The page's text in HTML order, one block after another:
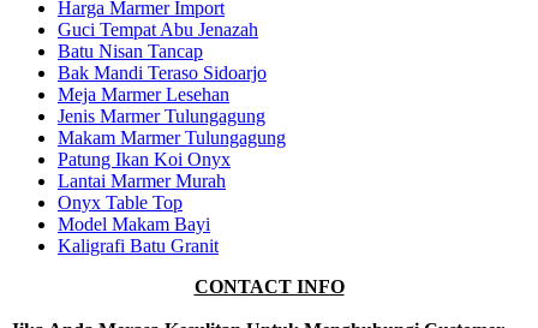
Harga Marmer Import
Guci Tempat Abu Jenazah
Batu Nisan Tancap
Bak Mandi Teraso Sidoarjo
Meja Marmer Lesehan
Jenis Marmer Tulungagung
Makam Marmer Tulungagung
Patung Ikan Koi Onyx
Lantai Marmer Murah
Onyx Table Top
Model Makam Bayi
Kaligrafi Batu Granit
CONTACT INFO